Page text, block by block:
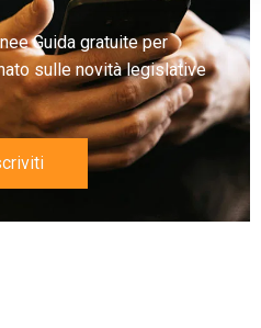
Guida gratuite per
sulle novità legislative